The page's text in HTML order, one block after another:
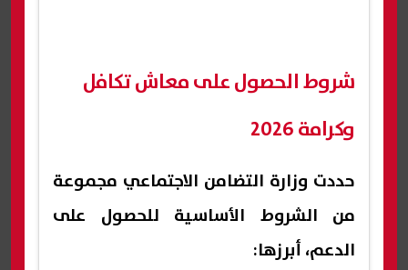
شروط الحصول على معاش تكافل
وكرامة 2026
حددت وزارة التضامن الاجتماعي مجموعة
من الشروط الأساسية للحصول على
الدعم، أبرزها: